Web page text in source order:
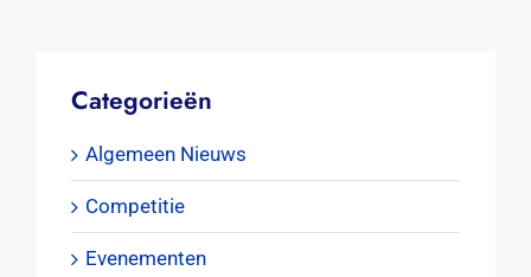
Categorieën
Algemeen Nieuws
Competitie
Evenementen